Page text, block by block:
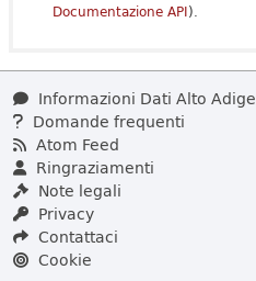
Documentazione API).
Informazioni Dati Alto Adige
Domande frequenti
Atom Feed
Ringraziamenti
Note legali
Privacy
Contattaci
Cookie